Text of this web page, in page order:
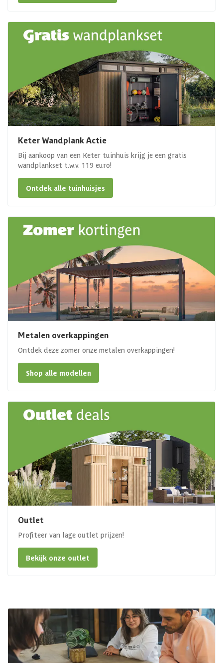
Keter Wandplank Actie
Bij aankoop van een Keter tuinhuis krijg je een gratis
wandplankset t.w.v. 119 euro!
Ontdek alle tuinhuisjes
Metalen overkappingen
Ontdek deze zomer onze metalen overkappingen!
Shop alle modellen
Outlet
Profiteer van lage outlet prijzen!
Bekijk onze outlet